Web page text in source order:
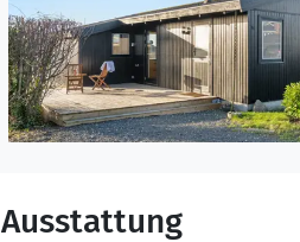
Ausstattung